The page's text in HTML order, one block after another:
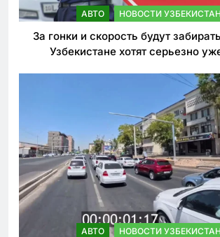
АВТО НОВОСТИ
За гонки и скорость будут
Узбекистане хотят серьезно
АВТО НОВОСТИ